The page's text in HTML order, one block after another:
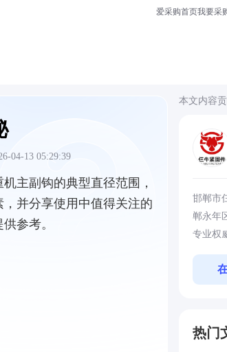
爱采购首页我要采
04-13 05:29:39
主副钩的典型直径范围，
并分享使用中值得关注的
参考。
本文内容贡
邯郸市
郸永年
专业权
热门